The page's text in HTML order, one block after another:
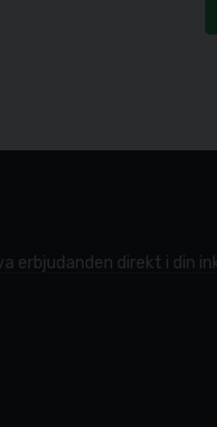
erbjudanden direkt i din